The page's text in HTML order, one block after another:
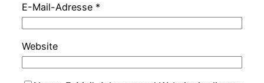
E-Mail-Adresse *
Website